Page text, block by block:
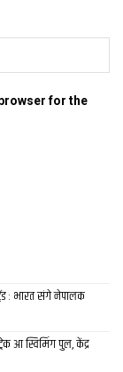
for the
: भारत संगे नेपालक
आ स्विमिंग पुल, केंद्र